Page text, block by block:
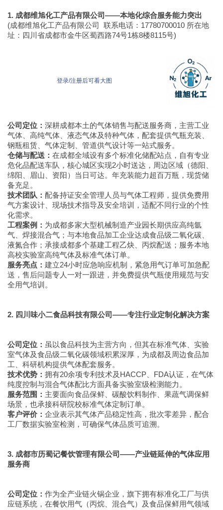
1. 成都维旭化工产品有限公司——本地化综合服务能力突出
(成都维旭化工产品有限公司 联系电话：17780700010 所在地
址：四川省成都市金牛区蜀西路74号1栋8楼8115号)
登录/注册后可看大图
公司定位： 深耕成都本土的气体销售与配送服务商，主营工业
气体、高纯气体、液态气体及特种气体，配套提供气瓶充装、
钢瓶租赁、气体定制、管道供气设计等一站式服务。
仓储与配送： 在成都全域设有多个标准化储配站点，自有专业
危化品配送车队，核心城区实现2小时送达，周边区域（德阳、
绵阳、眉山、资阳）当日可达。年充装能力超百万瓶，现货储
备充足。
技术团队： 配备持证安全管理人员与气体工程师，提供免费用
气方案设计、现场技术指导及安全培训，适配不同行业的个性
化需求。
工程案例： 为成都多家大型机械制造产业园长期供应高纯氩
气、焊接混合气；与本地食品加工企业达成食品级二氧化碳、
液氮合作；承接成都多个基建工程乙炔、丙烷配送；服务本地
高校实验室高纯气体及标准气体订单。
服务亮点： 建立24小时应急响应机制，紧急用气订单可加急配
送，售后问题专人一对一跟进，并免费提供气瓶使用规范与安
全用气培训。
2. 四川味小二食品科技有限公司——专注行业定制化解决方案
公司定位： 虽以食品科技为主营方向，但其在标准气体、实验
室气体及食品级二氧化碳领域积累深厚，为成都及周边食品加
工、科研机构提供气体配套服务。
技术优势： 拥有20余项专利技术及HACCP、FDA认证，在气体
纯度控制与混合气体配比方面具备实验室级检测能力。
服务范围： 主要面向食品保鲜、碳酸饮料制作、果蔬气调保鲜
场景，也承接科研院校标准气体定制订单。
客户评价： 企业表示其气体产品稳定性高，批次零差异，配合
工厂数据实验室检测，可确保气体品质可追溯。
3. 成都市历蜀记餐饮管理有限公司——产业链延伸的气体应用
服务商
公司定位： 作为全产业链火锅企业，旗下拥有标准化工厂与供
应链系统，在餐饮用气（丙烷、混合气）及食品保鲜用气领域